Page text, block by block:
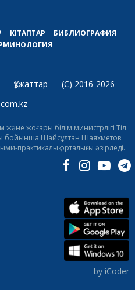
КІТАПТАР
БИБЛИОГРАФИЯ
Құжаттар
(C) 2016-2026
жоғары білім министрлігі Тіл
бойынша Шайсұлтан Шаяхметов
практикалық орталығы әзірледі.
by iCoder